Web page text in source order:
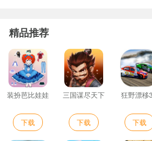
精品推荐
装扮芭比娃娃
下载
三国谋尽天下
下载
狂野漂移
下载